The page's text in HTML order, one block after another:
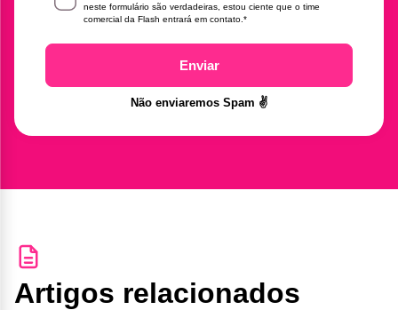
neste formulário são verdadeiras, estou ciente que o time
comercial da Flash entrará em contato. *
Enviar
Não enviaremos Spam ✌️
Artigos relacionados